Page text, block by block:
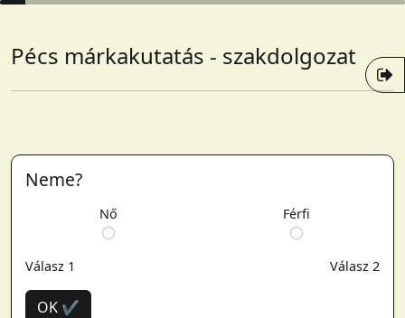
Pécs márkakutatás - szakdolgozat
Neme?
Nő Férfi
Válasz 1 Válasz 2
OK ✔